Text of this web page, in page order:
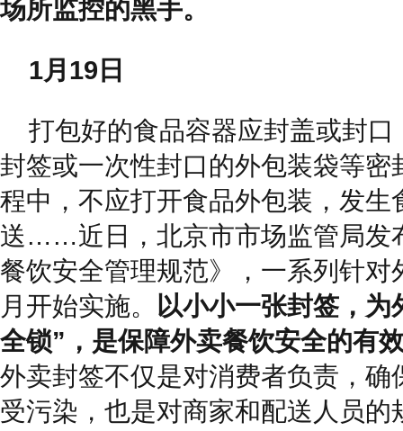
场所监控的黑手。
1月19日
打包好的食品容器应封盖或封
封签或一次性封口的外包装袋等密
程中，不应打开食品外包装，发生
送……近日，北京市市场监管局发
餐饮安全管理规范》，一系列针对
月开始实施。 以小小一张封签，为
全锁”，是保障外卖餐饮安全的有
外卖封签不仅是对消费者负责，确
受污染，也是对商家和配送人员的